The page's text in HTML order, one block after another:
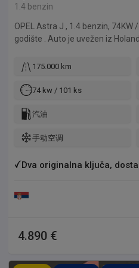
1.4 benzin
OPEL Astra J , 1.4 benzin, 74KW
godište . Auto je uvežen iz
ostaje da uradi tehni č ki pregled
ć e i zahtevnije voza č e. Vrlo
odli č nom stanju Sve č etiri
telefona Fabrički radio CD
VELIKI i MALI servis u Srbiji pre
175.000 km
74 kw / 101 ks
汽油
手动空调
Dva originalna ključa,
4.890 €